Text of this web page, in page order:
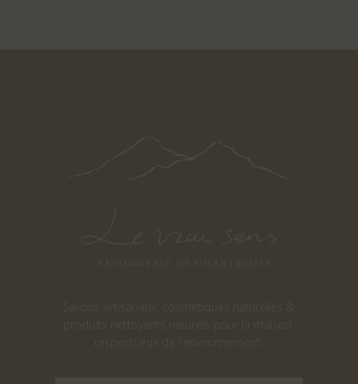
Savons artisanaux, cosmétiques naturelles &
produits nettoyants naturels pour la maison,
respectueux de l'environnement.